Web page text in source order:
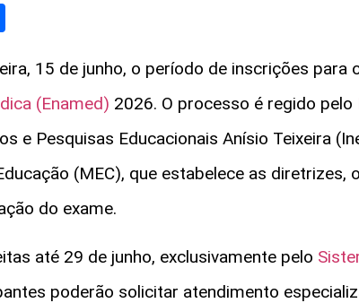
15 de junho, o período de inscrições para
(Enamed) 2026. O processo é regido pelo
e Pesquisas Educacionais Anísio Teixeira
(MEC), que estabelece as diretrizes,
do exame.
até 29 de junho, exclusivamente pelo
poderão solicitar atendimento